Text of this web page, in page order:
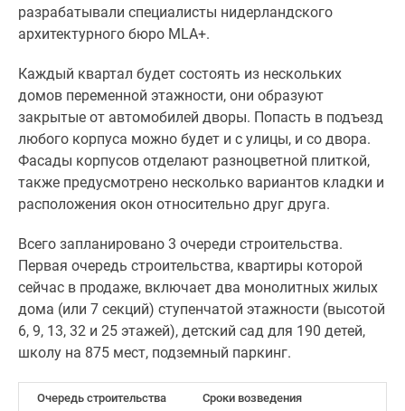
ипотека
Банки
программы
Медиа
Новости
недвижимости
Мнение
эксперта
Аналитика
Покупателю
Экспертиза
новостроек
Эксперты
авторы
проекте
разрабатывали специалисты нидерландского
архитектурного бюро MLA+.
Каждый квартал будет состоять из нескольких
домов переменной этажности, они образуют
закрытые от автомобилей дворы. Попасть в подъезд
любого корпуса можно будет и с улицы, и со двора.
Фасады корпусов отделают разноцветной плиткой,
также предусмотрено несколько вариантов кладки и
расположения окон относительно друг друга.
Всего запланировано 3 очереди строительства.
Первая очередь строительства, квартиры которой
сейчас в продаже, включает два монолитных жилых
дома (или 7 секций) ступенчатой этажности (высотой
6, 9, 13, 32 и 25 этажей), детский сад для 190 детей,
школу на 875 мест, подземный паркинг.
Очередь строительства Сроки возведения